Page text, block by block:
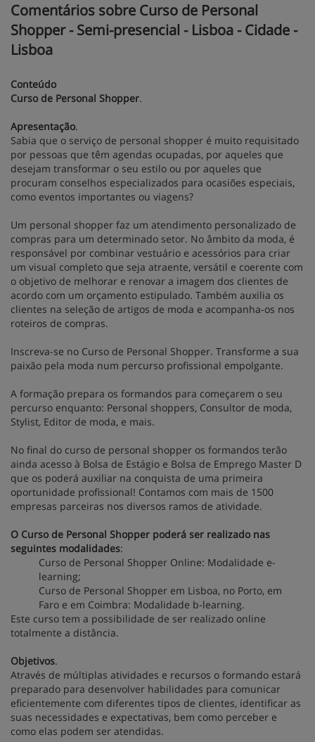
Comentários sobre Curso de Personal
Shopper - Semi-presencial - Lisboa - Cidade -
Lisboa
Conteúdo
Curso de Personal Shopper.
Apresentação.
Sabia que o serviço de personal shopper é muito requisitado
por pessoas que têm agendas ocupadas, por aqueles que
desejam transformar o seu estilo ou por aqueles que
procuram conselhos especializados para ocasiões especiais,
como eventos importantes ou viagens?
Um personal shopper faz um atendimento personalizado de
compras para um determinado setor. No âmbito da moda, é
responsável por combinar vestuário e acessórios para criar
um visual completo que seja atraente, versátil e coerente com
o objetivo de melhorar e renovar a imagem dos clientes de
acordo com um orçamento estipulado. Também auxilia os
clientes na seleção de artigos de moda e acompanha-os nos
roteiros de compras.
Inscreva-se no Curso de Personal Shopper. Transforme a sua
paixão pela moda num percurso profissional empolgante.
A formação prepara os formandos para começarem o seu
percurso enquanto: Personal shoppers, Consultor de moda,
Stylist, Editor de moda, e mais.
No final do curso de personal shopper os formandos terão
ainda acesso à Bolsa de Estágio e Bolsa de Emprego Master D
que os poderá auxiliar na conquista de uma primeira
oportunidade profissional! Contamos com mais de 1500
empresas parceiras nos diversos ramos de atividade.
O Curso de Personal Shopper poderá ser realizado nas
seguintes modalidades:
Curso de Personal Shopper Online: Modalidade e-
learning;
Curso de Personal Shopper em Lisboa, no Porto, em
Faro e em Coimbra: Modalidade b-learning.
Este curso tem a possibilidade de ser realizado online
totalmente a distância.
Objetivos.
Através de múltiplas atividades e recursos o formando estará
preparado para desenvolver habilidades para comunicar
eficientemente com diferentes tipos de clientes, identificar as
suas necessidades e expectativas, bem como perceber e
como elas podem ser atendidas.